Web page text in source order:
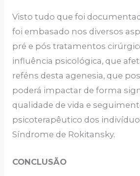
Visto tudo que foi
foi embasado nos diversos
pré e pós tratamentos
influência psicológica, que
reféns desta agenesia, que
poderá impactar de forma
qualidade de vida e
psicoterapêutico dos
Síndrome de Rokitansky.
CONCLUSÃO